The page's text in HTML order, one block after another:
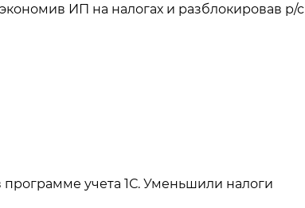
ИП на налогах и разблокировав р/с
учета 1С. Уменьшили налоги